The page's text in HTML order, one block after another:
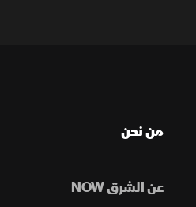
من نحن
عن الشرق NOW